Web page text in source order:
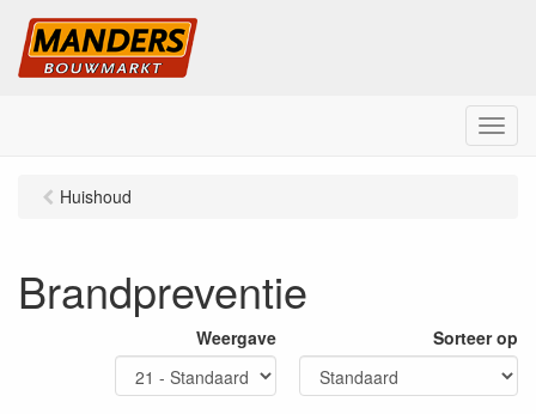
M
e
Huishoud
Brandpreventie
Weergave Sorteer op